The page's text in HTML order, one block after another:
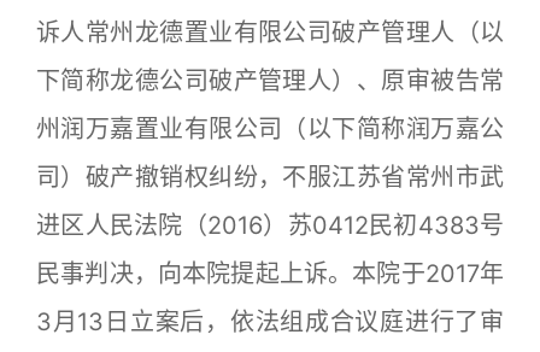
诉人常州龙德置业有限公司破产管理人（以
下简称龙德公司破产管理人）、原审被告常
州润万嘉置业有限公司（以下简称润万嘉公
司）破产撤销权纠纷，不服江苏省常州市武
进区人民法院（2016）苏0412民初4383号
民事判决，向本院提起上诉。本院于2017年
3月13日立案后，依法组成合议庭进行了审